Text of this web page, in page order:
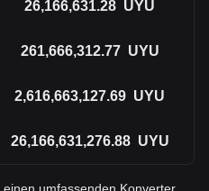
26,166,631.28 UYU
261,666,312.77 UYU
2,616,663,127.69 UYU
26,166,631,276.88 UYU